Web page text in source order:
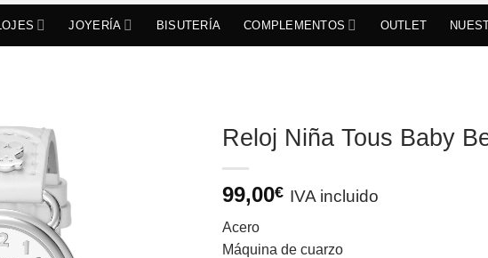
JOYERÍA BISUTERÍA COMPLEMENTOS OUTLET
Reloj Niña Tous Baby
99,00€ IVA incluido
Acero
Máquina de cuarzo